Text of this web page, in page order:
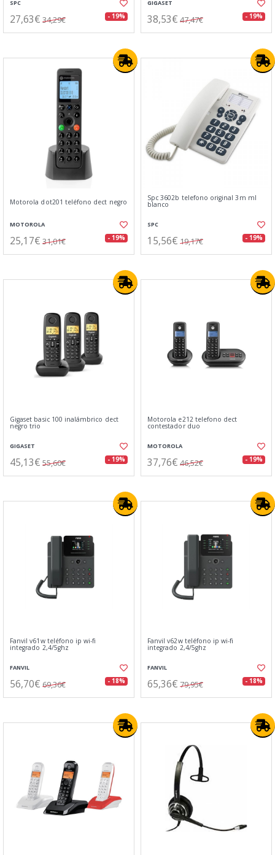
SPC
27,63€ 34,29€ - 19%
GIGASET
38,53€ 47,47€ - 19%
Motorola dot201 teléfono dect negro
MOTOROLA
25,17€ 31,01€ - 19%
Spc 3602b telefono original 3m ml
blanco
SPC
15,56€ 19,17€ - 19%
Gigaset basic 100 inalámbrico dect
negro trio
GIGASET
45,13€ 55,60€ - 19%
Motorola e212 telefono dect
contestador duo
MOTOROLA
37,76€ 46,52€ - 19%
Fanvil v61w teléfono ip wi-fi
integrado 2,4/5ghz
FANVIL
56,70€ 69,36€ - 18%
Fanvil v62w teléfono ip wi-fi
integrado 2,4/5ghz
FANVIL
65,36€ 79,95€ - 18%